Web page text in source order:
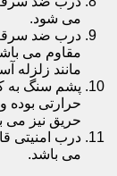
می شود.
درب ضد سرقت
مقاوم می
مانند زلزله
پشم سنگ به
حرارتی
حریق نیز می
درب امنیتی
می باشد.